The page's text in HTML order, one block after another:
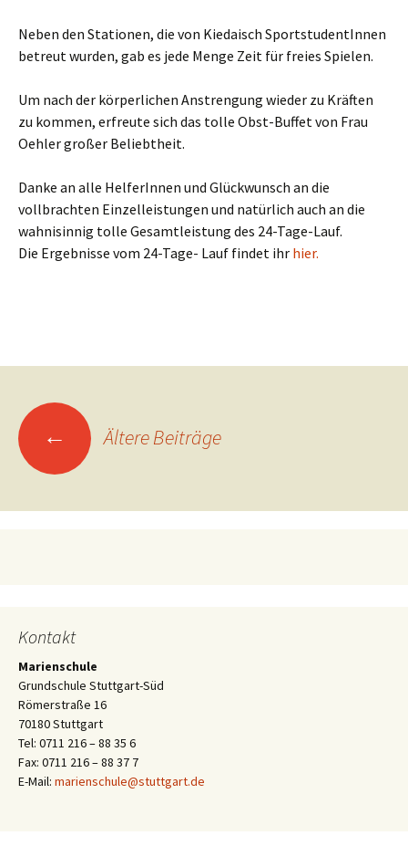
Neben den Stationen, die von Kiedaisch SportstudentInnen
betreut wurden, gab es jede Menge Zeit für freies Spielen.
Um nach der körperlichen Anstrengung wieder zu Kräften
zu kommen, erfreute sich das tolle Obst-Buffet von Frau
Oehler großer Beliebtheit.
Danke an alle HelferInnen und Glückwunsch an die
vollbrachten Einzelleistungen und natürlich auch an die
wahnisinnig tolle Gesamtleistung des 24-Tage-Lauf.
Die Ergebnisse vom 24-Tage- Lauf findet ihr hier.
Beitragsnavigation
← Ältere Beiträge
Kontakt
Marienschule
Grundschule Stuttgart-Süd
Römerstraße 16
70180 Stuttgart
Tel: 0711 216 – 88 35 6
Fax: 0711 216 – 88 37 7
E-Mail: marienschule@stuttgart.de